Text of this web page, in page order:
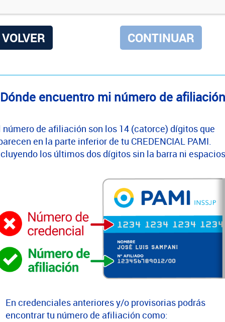
VOLVER
encuentro mi número de
número de afiliación son los 14 (catorce) dígitos que
en la parte inferior de tu CREDENCIAL PAMI.
los últimos dos dígitos sin la barra ni
En credenciales anteriores y/o provisorias podrás
encontrar tu número de afiliación como: